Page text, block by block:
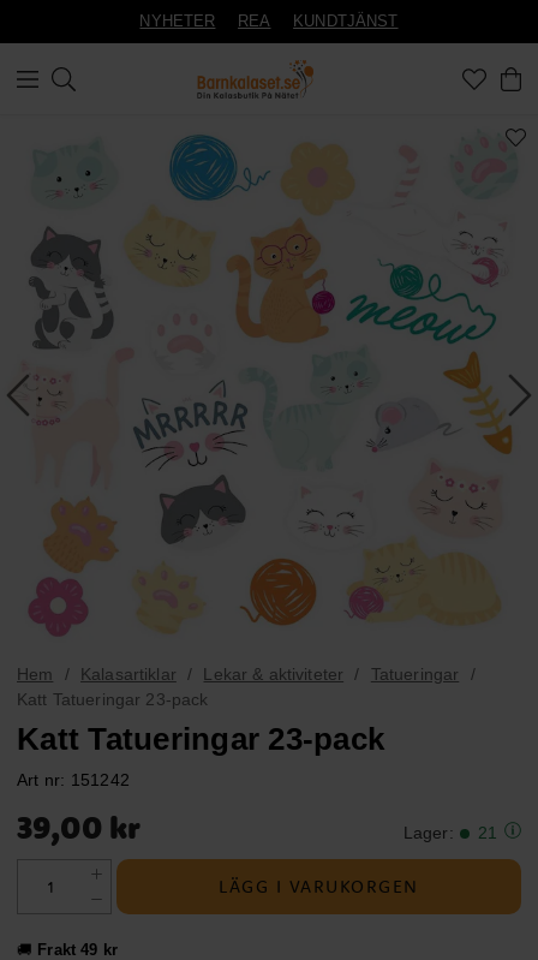
NYHETER REA KUNDTJÄNST
Hem Kalasartiklar Lekar & aktiviteter
Tatueringar
Katt Tatueringar 23-pack
Katt Tatueringar 23-pack
Art nr: 151242
Pris: 39,00 kr
39,00 kr Lager: 21
LÄGG I VARUKORGEN
🚚 Frakt 49 kr